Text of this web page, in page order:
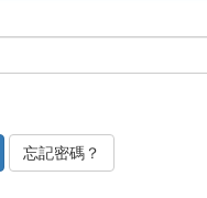
忘記密碼？